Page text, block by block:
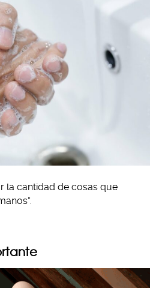
la cantidad de cosas que